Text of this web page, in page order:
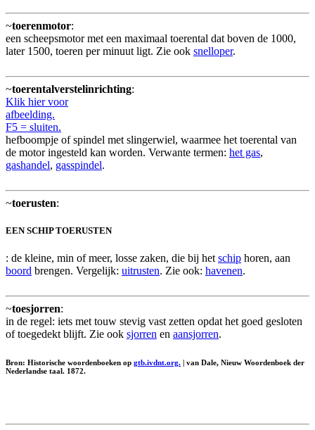
~toerenmotor:
een scheepsmotor met een maximaal toerental dat boven de 1000,
later 1500, toeren per minuut ligt. Zie ook snelloper.
~toerentalverstelinrichting:
Klik hier voor
afbeelding.
F5 = sluiten.
hefboompje of spindel met slingerwiel, waarmee het toerental van
de motor ingesteld kan worden. Verwante termen: het gas,
gashandel, gasspindel.
~toerusten:
EEN SCHIP TOERUSTEN
: de kleine, min of meer, losse zaken, die bij het schip horen, aan
boord brengen. Vergelijk: uitrusten. Zie ook: havenen.
~toesjorren:
in de regel: iets met touw stevig vast zetten opdat het goed gesloten
of toegedekt blijft. Zie ook sjorren en aansjorren.
Bron: Historische woordenboeken op gtb.ivdnt.org. | van Dale, Nieuw Woordenboek der
Nederlandse taal. 1872.